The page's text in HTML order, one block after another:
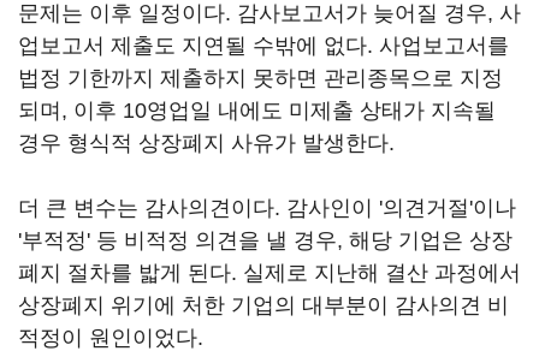
문제는 이후 일정이다. 감사보고서가 늦어질 경우, 사
업보고서 제출도 지연될 수밖에 없다. 사업보고서를
법정 기한까지 제출하지 못하면 관리종목으로 지정
되며, 이후 10영업일 내에도 미제출 상태가 지속될
경우 형식적 상장폐지 사유가 발생한다.
더 큰 변수는 감사의견이다. 감사인이 '의견거절'이나
'부적정' 등 비적정 의견을 낼 경우, 해당 기업은 상장
폐지 절차를 밟게 된다. 실제로 지난해 결산 과정에서
상장폐지 위기에 처한 기업의 대부분이 감사의견 비
적정이 원인이었다.